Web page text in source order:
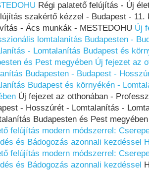
Régi palatető felújítás - Új
szakértő kézzel - Budapest - 11.
- Ács munkák - MESTEDOHU Új
lomtalanítás Budapesten -
- Lomtalanítás Budapest és
és Pest megyében Új fejezet az
Budapesten - Budapest -
Budapest és környékén -
Új fejezet az otthonában -
- Hosszúrét - Lomtalanítás -
Budapesten és Pest
felújítás modern módszerrel:
és Bádogozás azonnali kezdéssel
felújítás modern módszerrel:
és Bádogozás azonnali kezdéssel